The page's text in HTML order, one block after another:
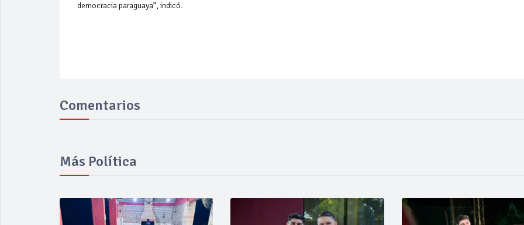
democracia paraguaya”, indicó.
Comentarios
Más Política